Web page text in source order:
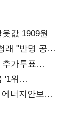
값 1909원
래 "반명 공세
가투표
'1위
너지안보